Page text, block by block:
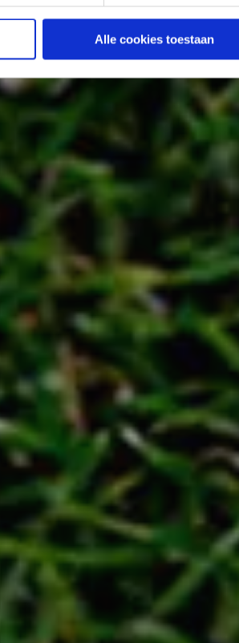
Alle cookies toestaan